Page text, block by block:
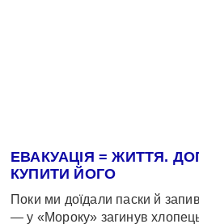
ЕВАКУАЦІЯ = ЖИТТЯ.
КУПИТИ ЙОГО
Поки ми доїдали паски й
— у «Мороку» загинув